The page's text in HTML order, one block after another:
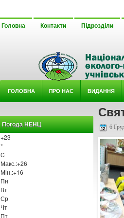
Головна Контакти Підрозділи
ГОЛОВНА ΠРО НАС ВИДАННЯ
Погода НЕНЦ
+23
°
C
Макс.:+26
Мін.:+16
Пн
Вт
Ср
Чт
Пт
6